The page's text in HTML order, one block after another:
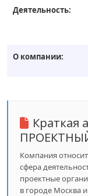
Деятельность:
О компании:
Краткая
Компания
сфера
проектные
в городе Москва